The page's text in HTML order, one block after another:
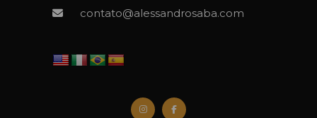
contato@alessandrosaba.com